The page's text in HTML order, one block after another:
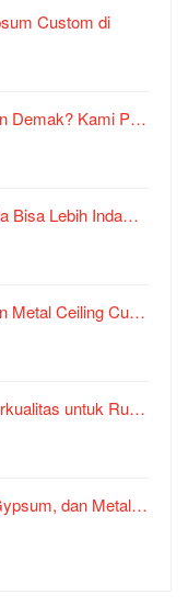
Custom di
Demak? Kami P…
Bisa Lebih Inda…
Metal Ceiling Cu…
untuk Ru…
dan Metal…